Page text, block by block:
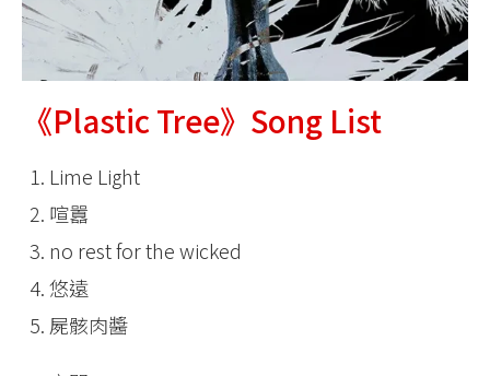
《Plastic Tree》Song List
Lime Light
喧囂
no rest for the wicked
悠遠
屍骸肉醬